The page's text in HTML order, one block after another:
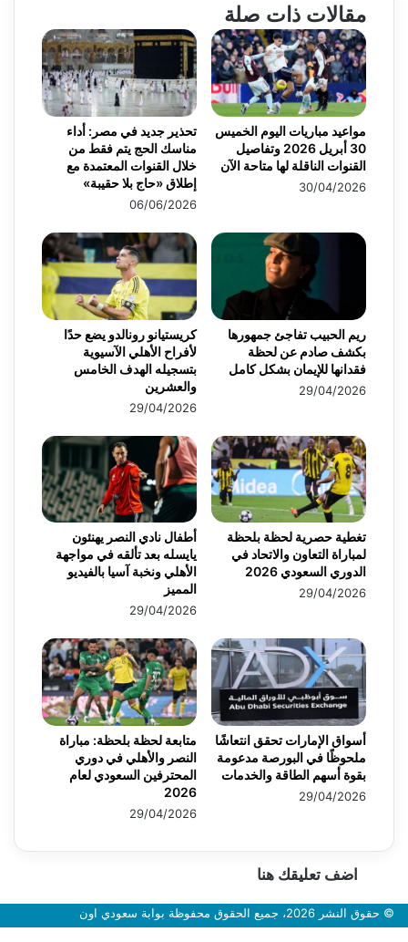
مقالات ذات صلة
تحذير جديد في مصر: أداء
مناسك الحج يتم فقط من
خلال القنوات المعتمدة مع
إطلاق «حاج بلا حقيبة»
06/06/2026
مواعيد مباريات اليوم الخميس
30 أبريل 2026 وتفاصيل
القنوات الناقلة لها متاحة الآن
30/04/2026
كريستيانو رونالدو يضع حدًا
لأفراح الأهلي الآسيوية
بتسجيله الهدف الخامس
والعشرين
29/04/2026
ريم الحبيب تفاجئ جمهورها
بكشف صادم عن لحظة
فقدانها للإيمان بشكل كامل
29/04/2026
أطفال نادي النصر يهنئون
يايسله بعد تألقه في مواجهة
الأهلي ونخبة آسيا بالفيديو
المميز
29/04/2026
تغطية حصرية لحظة بلحظة
لمباراة التعاون والاتحاد في
الدوري السعودي 2026
29/04/2026
متابعة لحظة بلحظة: مباراة
النصر والأهلي في دوري
المحترفين السعودي لعام
2026
29/04/2026
أسواق الإمارات تحقق انتعاشًا
ملحوظًا في البورصة مدعومة
بقوة أسهم الطاقة والخدمات
29/04/2026
اضف تعليقك هنا
© حقوق النشر 2026، جميع الحقوق محفوظة بوابة سعودي اون